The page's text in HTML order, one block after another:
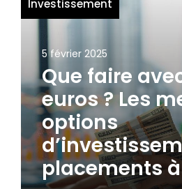
Investissement
5 février 2025
Que faire
euros ? Les
options
placements